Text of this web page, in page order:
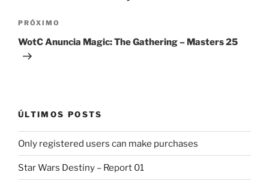
Próximo
post
PRÓXIMO
WotC Anuncia Magic: The Gathering – Masters 25
ÚLTIMOS POSTS
Only registered users can make purchases
Star Wars Destiny – Report 01